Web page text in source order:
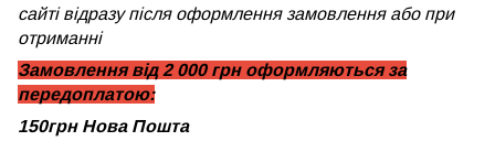
сайті відразу після оформлення замовлення або при
отриманні
Замовлення від 2 000 грн оформляються за
передоплатою:
150грн Нова Пошта